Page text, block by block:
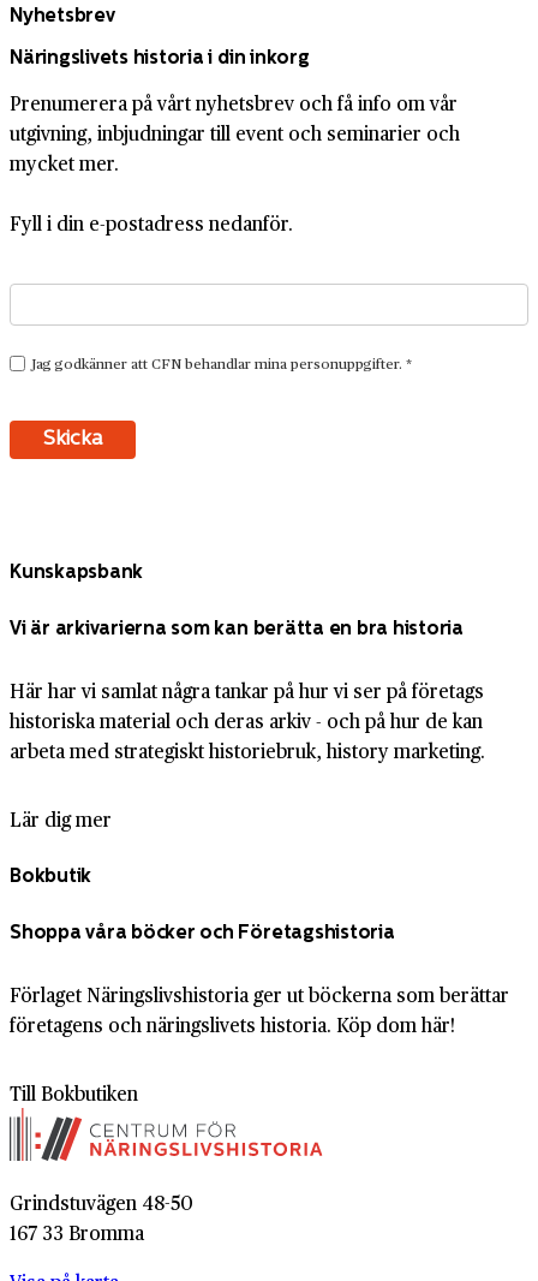
Nyhetsbrev
Näringslivets historia i din inkorg
Prenumerera på vårt nyhetsbrev och få info om vår
utgivning, inbjudningar till event och seminarier och
mycket mer.
Fyll i din e-postadress nedanför.
Kunskapsbank
Vi är arkivarierna som kan berätta en bra historia
Här har vi samlat några tankar på hur vi ser på företags
historiska material och deras arkiv - och på hur de kan
arbeta med strategiskt historiebruk, history marketing.
Lär dig mer
Bokbutik
Shoppa våra böcker och Företagshistoria
Förlaget Näringslivshistoria ger ut böckerna som berättar
företagens och näringslivets historia. Köp dom här!
Till Bokbutiken
Grindstuvägen 48-50
167 33 Bromma